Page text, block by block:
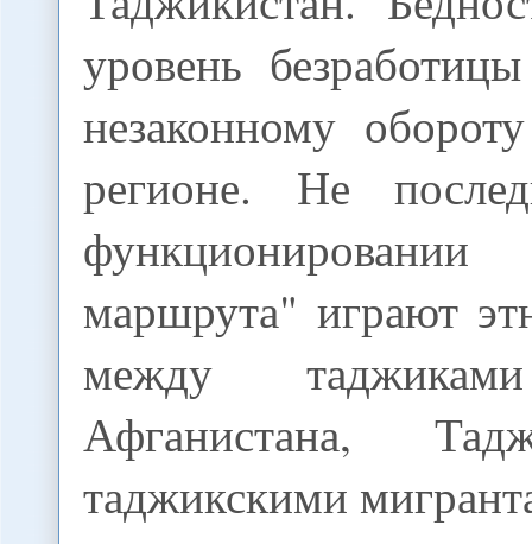
уровень
незаконному
регионе. Не
маршрута" играют
между
Афганистана,
таджикскими